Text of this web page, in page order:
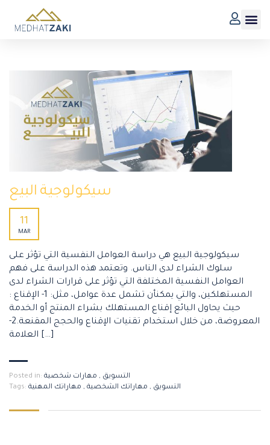
سيكولوجية البيع
11
MAR
سيكولوجية البيع هي دراسة العوامل النفسية التي تؤثر على
سلوك الشراء لدى الناس. وتعتمد هذه الدراسة على فهم
العوامل النفسية المختلفة التي تؤثر على قرارات الشراء لدى
المستهلكين، والتي يمكنأن تشمل عدة عوامل، مثل: 1- الإقناع :
حيث يحاول البائع إقناع المستهلك بشراء المنتج أو الخدمة
المعروضة، من خلال استخدام تقنيات الإقناع والحجج المقنعة.2-
العلامة […]
Posted in: التسويق , مهارات شخصية
Tags:
التسويق , مهاراتك الشخصية , مهاراتك المهنية